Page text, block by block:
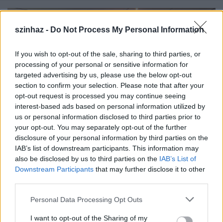
szinhaz - Do Not Process My Personal Information
If you wish to opt-out of the sale, sharing to third parties, or
processing of your personal or sensitive information for
targeted advertising by us, please use the below opt-out
section to confirm your selection. Please note that after your
opt-out request is processed you may continue seeing
interest-based ads based on personal information utilized by
us or personal information disclosed to third parties prior to
your opt-out. You may separately opt-out of the further
disclosure of your personal information by third parties on the
IAB’s list of downstream participants. This information may
also be disclosed by us to third parties on the IAB’s List of
Downstream Participants that may further disclose it to other
Please note that this website/app uses one or more Google
not limited to your visit or usage behaviour. You may click to
Personal Data Processing Opt Outs
I want to opt-out of the Sharing of my
Csillag-díjak átadásával zárta az
évadot a Budapesti Operettszínház
A „Világsikerek útján” vonul be a Budapesti